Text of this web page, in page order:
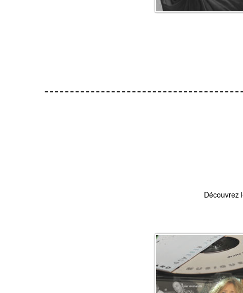
Découvrez